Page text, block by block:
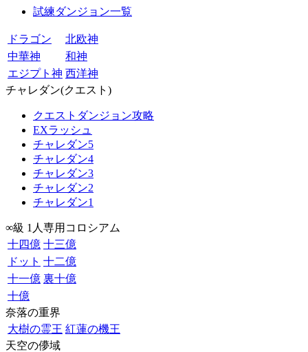
試練ダンジョン一覧
ドラゴン
北欧神
中華神
和神
エジプト神 西洋神
チャレダン(クエスト)
クエストダンジョン攻略
EXラッシュ
チャレダン5
チャレダン4
チャレダン3
チャレダン2
チャレダン1
∞級 1人専用コロシアム
十四億 十三億
ドット 十二億
十一億 裏十億
十億
奈落の重界
大樹の霊王 紅蓮の機王
天空の儚域